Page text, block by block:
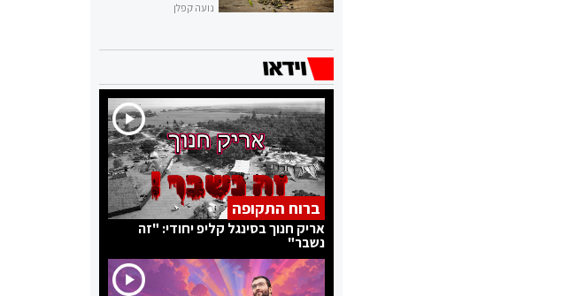
נועה קפלן
ברוח התקופה
אריק חנוך בסינגל קליפ יחודי: "זה
נשבר"